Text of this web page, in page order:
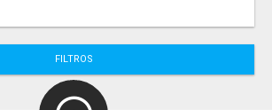
FILTROS